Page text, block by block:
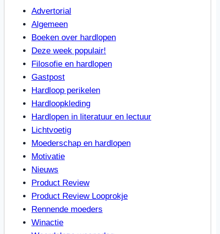
Advertorial
Algemeen
Boeken over hardlopen
Deze week populair!
Filosofie en hardlopen
Gastpost
Hardloop perikelen
Hardloopkleding
Hardlopen in literatuur en lectuur
Lichtvoetig
Moederschap en hardlopen
Motivatie
Nieuws
Product Review
Product Review Looprokje
Rennende moeders
Winactie